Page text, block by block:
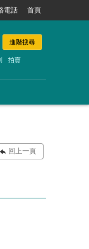
電話 首頁
拍賣
回上一頁